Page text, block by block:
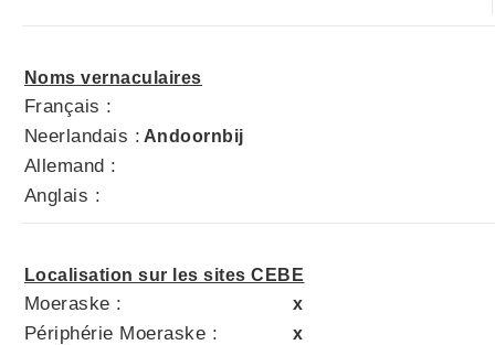
Noms vernaculaires
Français :
Neerlandais : Andoornbij
Allemand :
Anglais :
Localisation sur les sites CEBE
Moeraske : x
Périphérie Moeraske : x